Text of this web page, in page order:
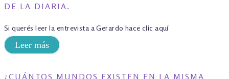
DE LA DIARIA.
Si querés leer la entrevista a Gerardo hace clic aquí
Leer más
¿CUÁNTOS MUNDOS EXISTEN EN LA MISMA